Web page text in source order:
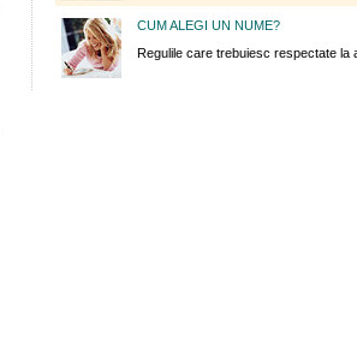
CUM ALEGI UN NUME?
Regulile care trebuiesc respectate la